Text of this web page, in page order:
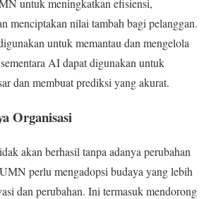
untuk meningkatkan efisiensi,
menciptakan nilai tambah bagi pelanggan.
untuk memantau dan mengelola
AI dapat digunakan untuk
dan membuat prediksi yang akurat.
Organisasi
akan berhasil tanpa adanya perubahan
perlu mengadopsi budaya yang lebih
dan perubahan. Ini termasuk mendorong